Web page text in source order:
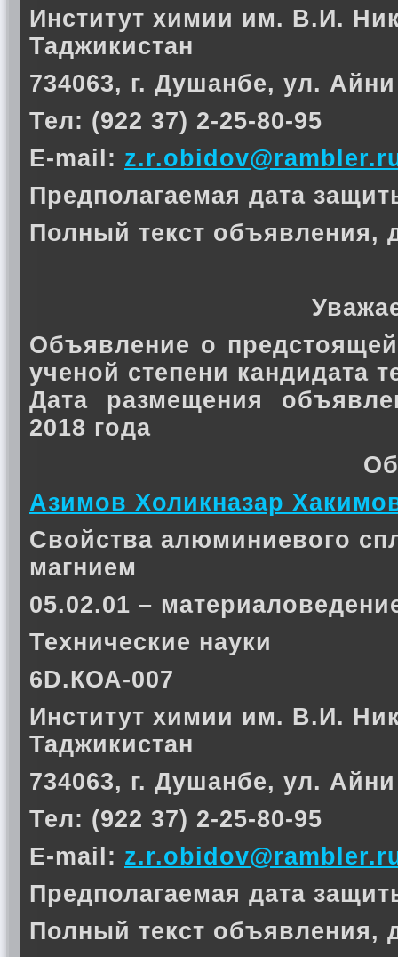
Институт химии им. В.И.
Таджикистан
734063, г. Душанбе, ул.
Тел: (922 37) 2-25-80-95
E-mail:
Предполагаемая дата
Полный текст объявления,
Объявление о
ученой степени кандидата
Дата размещения
2018 года
Азимов Холикназар
Свойства алюминиевого
магнием
05.02.01 –
Технические науки
6D.КОА-007
Институт химии им. В.И.
Таджикистан
734063, г. Душанбе, ул.
Тел: (922 37) 2-25-80-95
E-mail:
Предполагаемая дата
Полный текст объявления,